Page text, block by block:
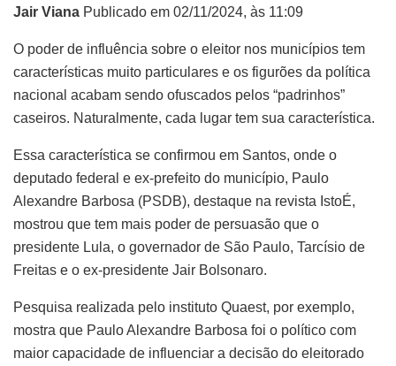
Jair Viana Publicado em 02/11/2024, às 11:09
O poder de influência sobre o eleitor nos municípios tem
características muito particulares e os figurões da política
nacional acabam sendo ofuscados pelos “padrinhos”
caseiros. Naturalmente, cada lugar tem sua característica.
Essa característica se confirmou em Santos, onde o
deputado federal e ex-prefeito do município, Paulo
Alexandre Barbosa (PSDB), destaque na revista IstoÉ,
mostrou que tem mais poder de persuasão que o
presidente Lula, o governador de São Paulo, Tarcísio de
Freitas e o ex-presidente Jair Bolsonaro.
Pesquisa realizada pelo instituto Quaest, por exemplo,
mostra que Paulo Alexandre Barbosa foi o político com
maior capacidade de influenciar a decisão do eleitorado